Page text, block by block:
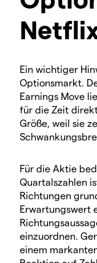
Ein wichtiger
Optionsmarkt.
Earnings Move
für die Zeit
Größe, weil sie
Für die Aktie
Quartalszahlen
Richtungen
Erwartungswert
einzuordnen.
einem